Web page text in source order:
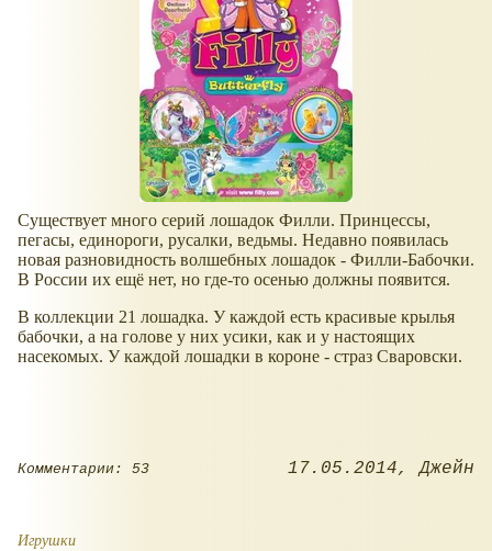
Существует много серий лошадок Филли. Принцессы,
пегасы, единороги, русалки, ведьмы. Недавно появилась
новая разновидность волшебных лошадок - Филли-Бабочки.
В России их ещё нет, но где-то осенью должны появится.
В коллекции 21 лошадка. У каждой есть красивые крылья
бабочки, а на голове у них усики, как и у настоящих
насекомых. У каждой лошадки в короне - страз Сваровски.
Комментарии: 53 17.05.2014 Джейн
Игрушки